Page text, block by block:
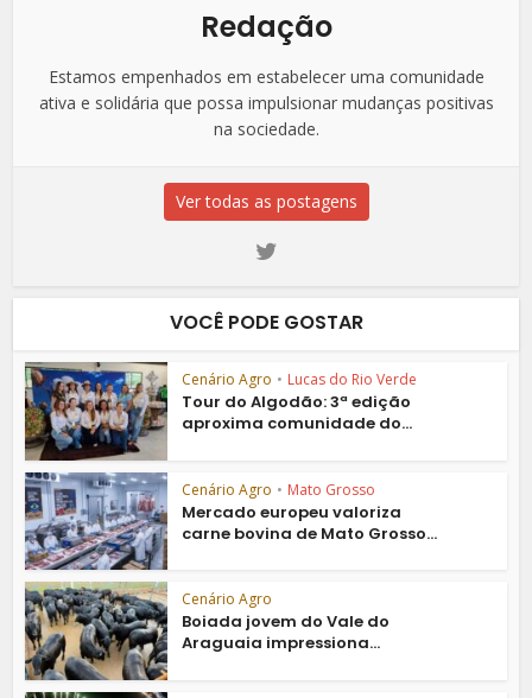
Redação
Estamos empenhados em estabelecer uma comunidade
ativa e solidária que possa impulsionar mudanças positivas
na sociedade.
Ver todas as postagens
VOCÊ PODE GOSTAR
Cenário Agro • Lucas do Rio Verde
Tour do Algodão: 3ª edição
aproxima comunidade do...
Cenário Agro • Mato Grosso
Mercado europeu valoriza
carne bovina de Mato Grosso...
Cenário Agro
Boiada jovem do Vale do
Araguaia impressiona...